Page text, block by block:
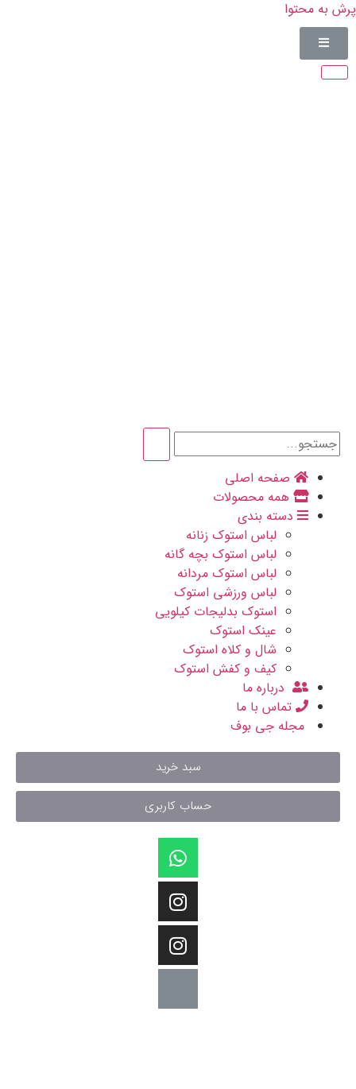
پرش به محتوا
صفحه اصلی
همه محصولات
دسته بندی
لباس استوک زنانه
لباس استوک بچه گانه
لباس استوک مردانه
لباس ورزشی استوک
استوک بدلیجات کیلویی
عینک استوک
شال و کلاه استوک
کیف و کفش استوک
درباره ما
تماس با ما
مجله جی بوف
سبد خرید
حساب کاربری